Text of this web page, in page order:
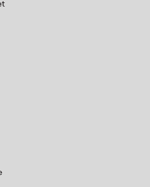
återvinnas?
med A-pil och kan
vilket ger en bättre miljöprofil